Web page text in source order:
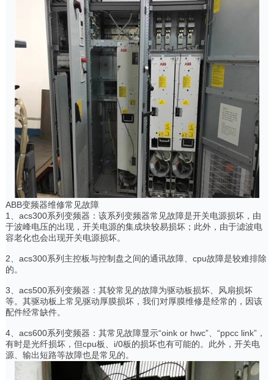
ABB变频器维修常见故障
1、acs300系列变频器：该系列变频器常见故障是开关电源损坏，由
于波峰电压的出现，开关电源的集成块较易损坏；此外，由于滤波电
容老化也会出现开关电源损坏。
2、acs300系列主控板与控制盘之间的通讯故障、cpu故障是较难排除
的。
3、acs500系列变频器：其较常见的故障为驱动板损坏、风扇损坏
等。其驱动板上常见驱动厚膜损坏，我们对厚膜维修是经常的，因该
配件经常缺件。
4、acs600系列变频器：其常见故障显示“oink or hwc”、“ppcc link”，
有时是光纤损坏，但cpu板、i/0板的损坏也有可能的。此外，开关电
源、输出短路等故障也是常见的。